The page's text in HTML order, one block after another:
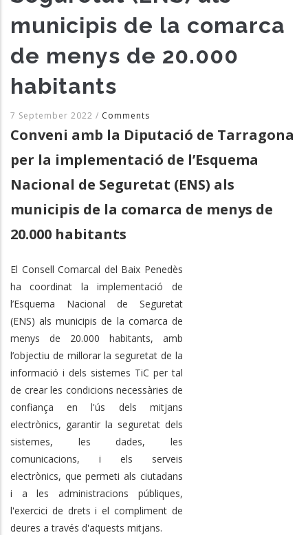
municipis de la comarca
de menys de 20.000
habitants
7 September 2022 / Comments
Conveni amb la Diputació de Tarragona
per la implementació de l’Esquema
Nacional de Seguretat (ENS) als
municipis de la comarca de menys de
20.000 habitants
El Consell Comarcal del Baix Penedès
ha coordinat la implementació de
l’Esquema Nacional de Seguretat
(ENS) als municipis de la comarca de
menys de 20.000 habitants, amb
l’objectiu de millorar la seguretat de la
informació i dels sistemes TiC per tal
de crear les condicions necessàries de
confiança en l'ús dels mitjans
electrònics, garantir la seguretat dels
sistemes, les dades, les
comunicacions, i els serveis
electrònics, que permeti als ciutadans
i a les administracions públiques,
l'exercici de drets i el compliment de
deures a través d'aquests mitjans.